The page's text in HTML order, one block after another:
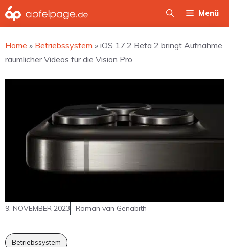
Zum
Inhalt
Menü
Home » Betriebssystem » iOS 17.2 Beta 2 bringt Aufnahme
räumlicher Videos für die Vision Pro
9. NOVEMBER 2023 Roman van Genabith
Betriebssystem